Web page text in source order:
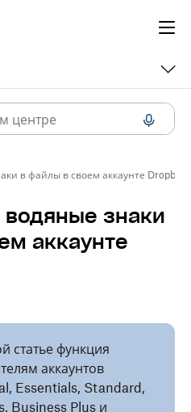
в файлы в своем аккаунте Dropbox
водяные знаки
аккаунте
статье функция
аккаунтов
Essentials, Standard,
Business Plus и